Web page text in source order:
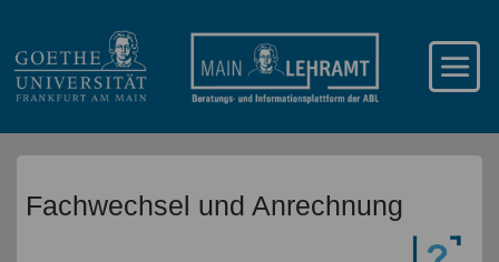
Fachwechsel und Anrechnung